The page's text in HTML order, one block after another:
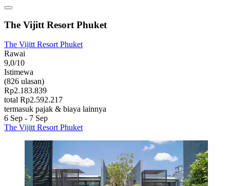
The Vijitt Resort Phuket
The Vijitt Resort Phuket
Rawai
9,0/10
Istimewa
(826 ulasan)
Rp2.183.839
total Rp2.592.217
termasuk pajak & biaya lainnya
6 Sep - 7 Sep
The Vijitt Resort Phuket